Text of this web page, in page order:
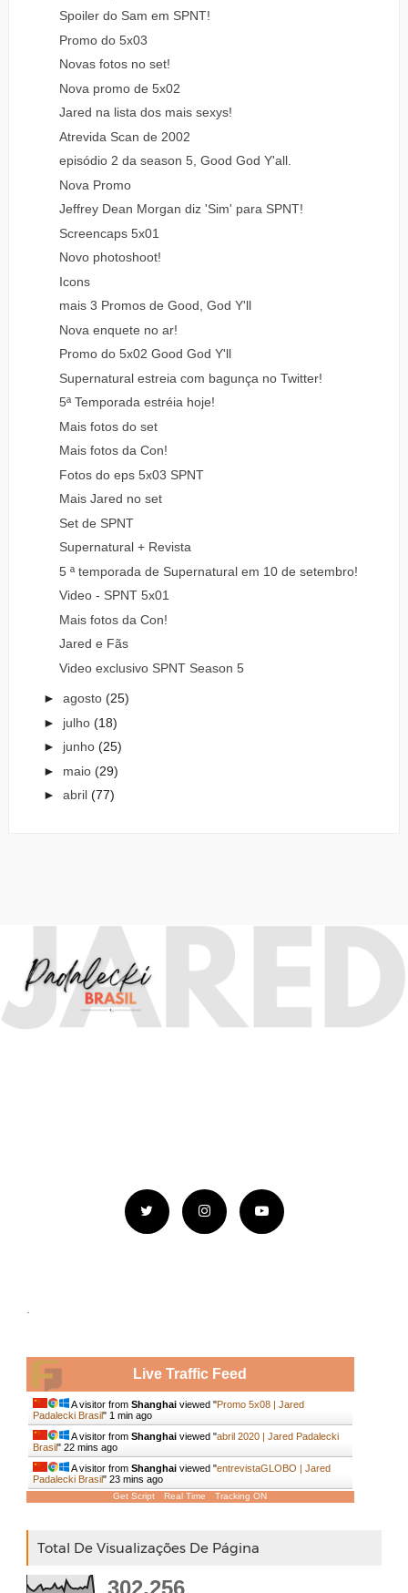
Spoiler do Sam em SPNT!
Promo do 5x03
Novas fotos no set!
Nova promo de 5x02
Jared na lista dos mais sexys!
Atrevida Scan de 2002
episódio 2 da season 5, Good God Y'all.
Nova Promo
Jeffrey Dean Morgan diz 'Sim' para SPNT!
Screencaps 5x01
Novo photoshoot!
Icons
mais 3 Promos de Good, God Y'll
Nova enquete no ar!
Promo do 5x02 Good God Y'll
Supernatural estreia com bagunça no Twitter!
5ª Temporada estréia hoje!
Mais fotos do set
Mais fotos da Con!
Fotos do eps 5x03 SPNT
Mais Jared no set
Set de SPNT
Supernatural + Revista
5 ª temporada de Supernatural em 10 de setembro!
Video - SPNT 5x01
Mais fotos da Con!
Jared e Fãs
Video exclusivo SPNT Season 5
► agosto (25)
► julho (18)
► junho (25)
► maio (29)
► abril (77)
.
Live Traffic Feed
A visitor from Shanghaiviewed "Promo 5x08 | Jared
Padalecki Brasil" 1 min ago
A visitor from Shanghaiviewed "abril 2020 | Jared Padalecki
Brasil" 22 mins ago
A visitor from Shanghaiviewed "entrevistaGLOBO | Jared
Padalecki Brasil" 23 mins ago
Get Script Real Time Tracking ON
Total De Visualizações De Página